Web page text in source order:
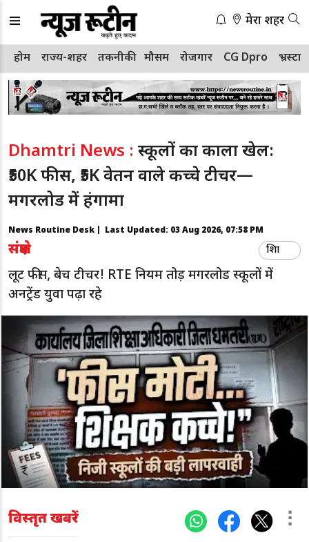
मेरा शहर
होम राज्य-शहर तकनीकी मौसम रोजगार CG Dpro
Dhamtri News : स्कूलों का काला खेल:
₹50K फीस, ₹5K वेतन वाले कच्चे टीचर—
मगरलोड में हंगामा
News Routine Desk | Last Updated: 03 Aug 2026, 07:58 PM
संक्षेप शिक्षा
लूट फीस, बेच टीचर! RTE नियम तोड़ मगरलोड स्कूलों में
अनट्रेंड युवा पढ़ा रहे
विस्तृत खबरें